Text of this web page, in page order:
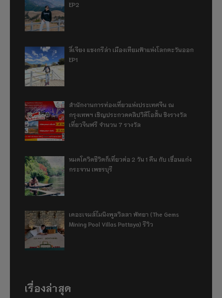
EP2
ลี่เจียง แชงกรีล่า เมืองเทียมฟ้าแห่งโลกตะวันออก
EP1
สำนักงานการท่องเที่ยวแห่งประเทศจีน ณ
กรุงเทพฯ เชิญประกวดคลิปวิดีโอสั้น ชิงรางวัล
เที่ยวจีนฟรี จำนวน 7 รางวัล
หมดโควิดชีวิตก็เที่ยวต่อ 2 วัน 1 คืน กับ เขื่อนแก่ง
กระจาน เพชรบุรี
เดอะเจมส์ไมนิงพูลวิลลา พัทยา (The Gems
Mining Pool Villas Pattaya) รีวิว
เรื่องล่าสุด